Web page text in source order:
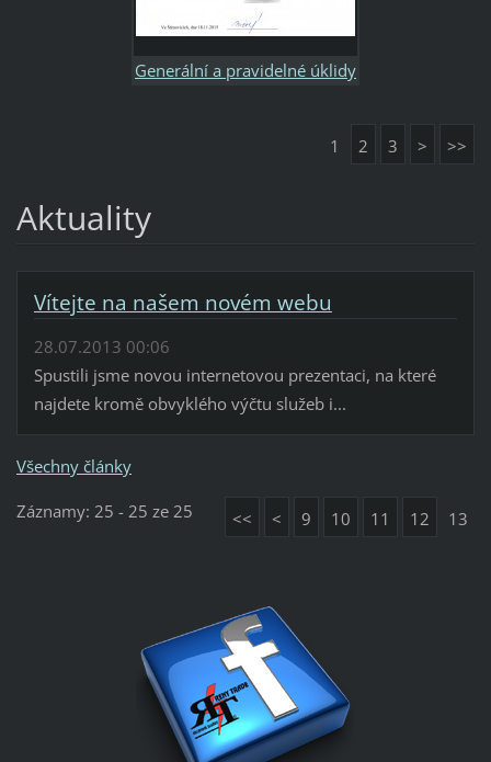
Generální a pravidelné úklidy
1
2 3 > >>
Aktuality
Vítejte na našem novém webu
28.07.2013 00:06
Spustili jsme novou internetovou prezentaci, na které
najdete kromě obvyklého výčtu služeb i...
Všechny články
Záznamy: 25 - 25 ze 25 << < 9 10 11 12 13